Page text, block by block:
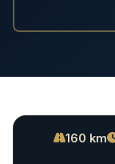
160 km